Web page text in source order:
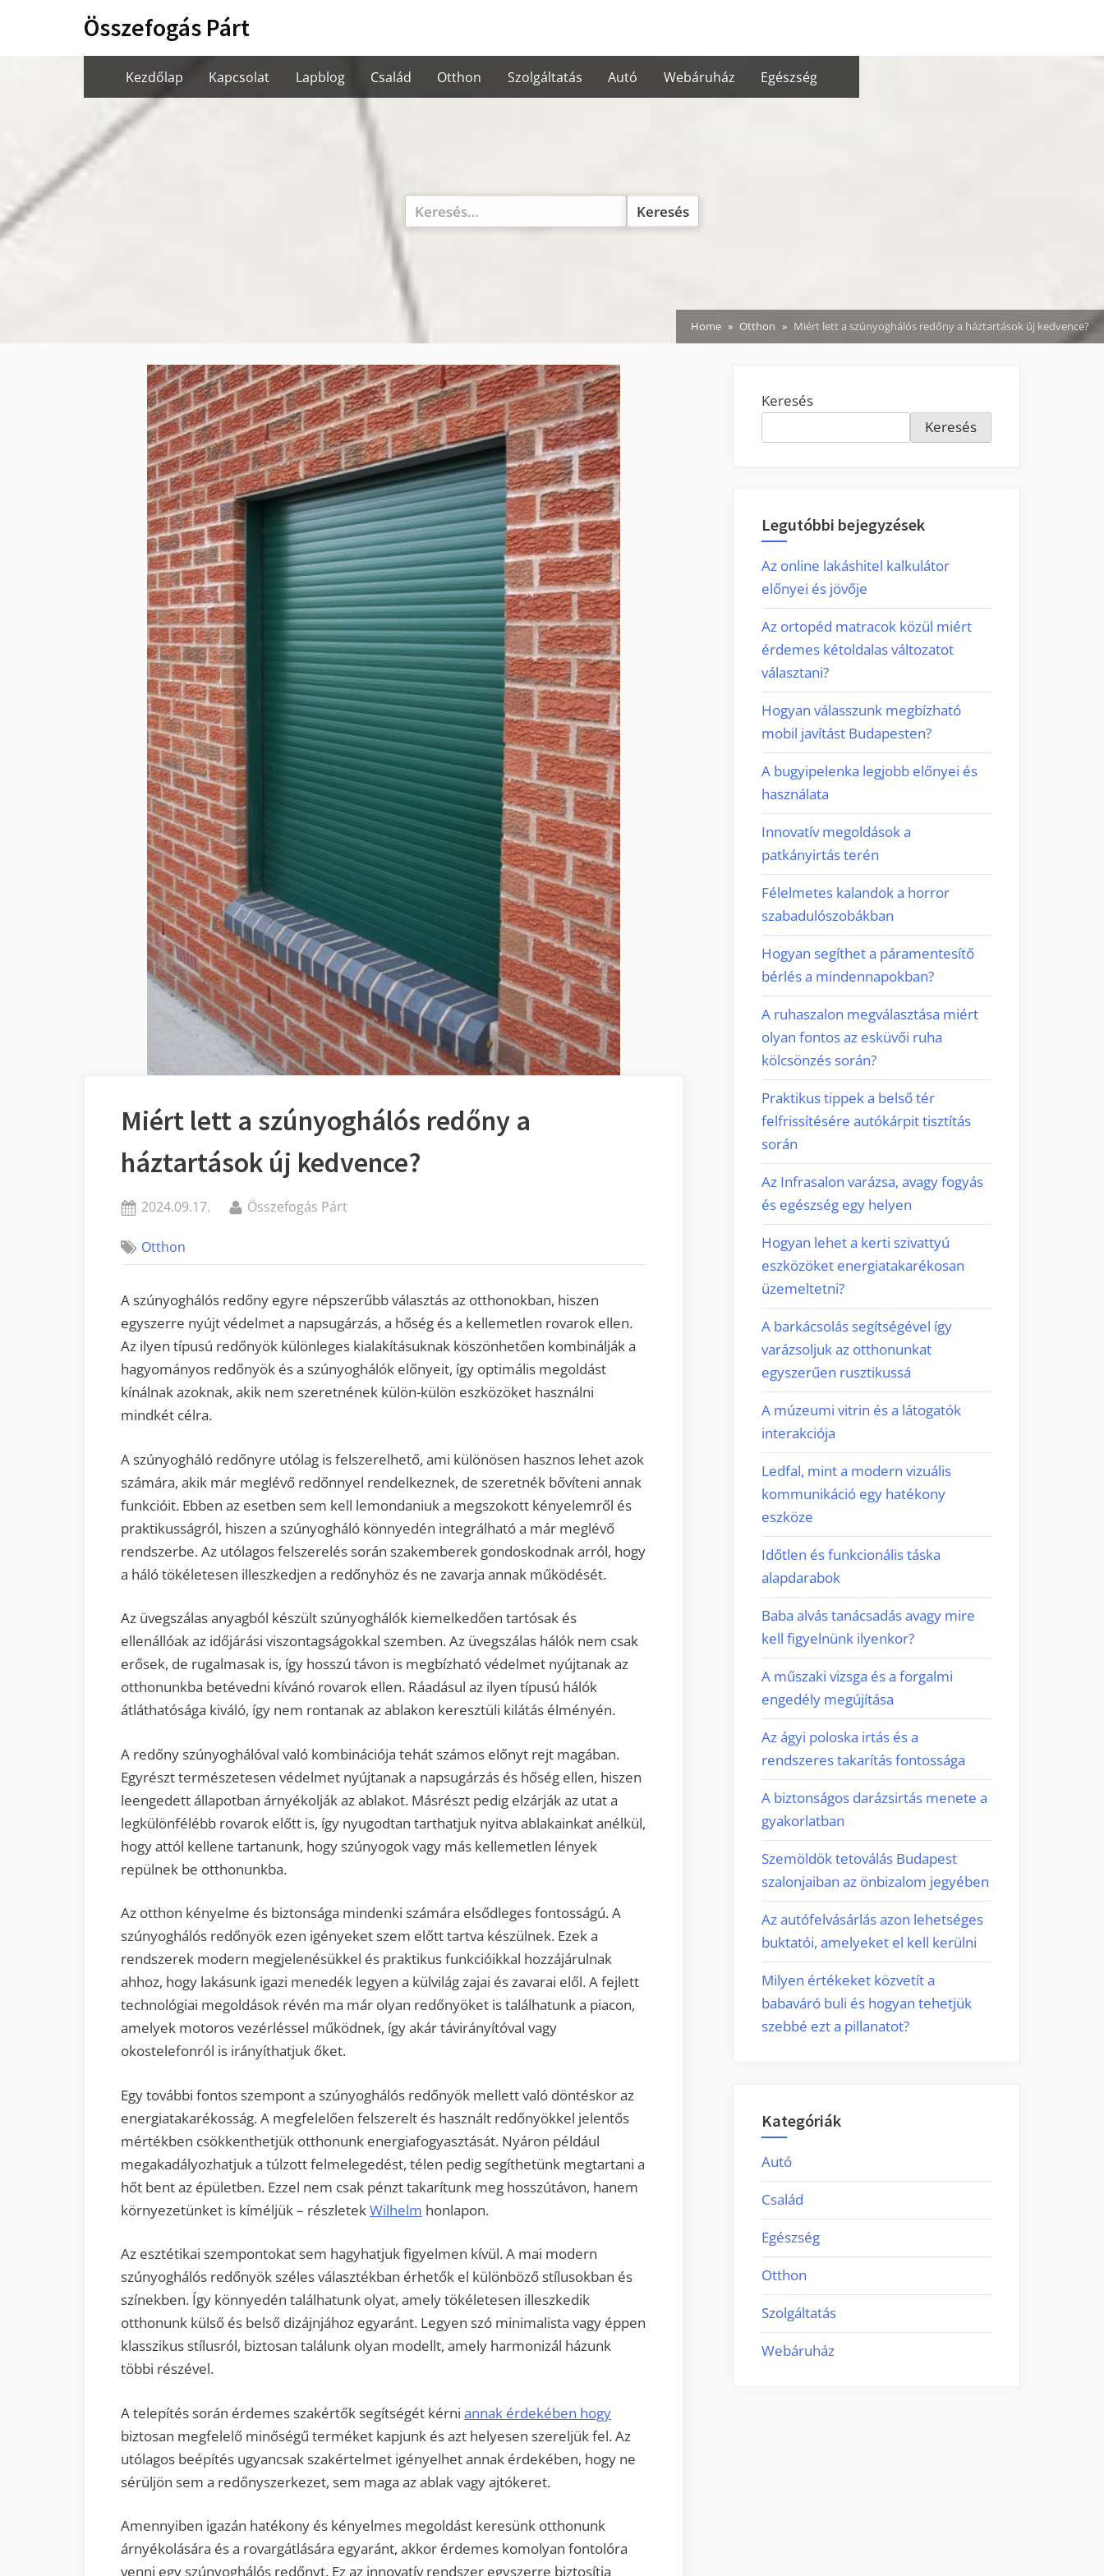
Összefogás Párt
Kezdőlap Kapcsolat Lapblog Család Otthon Szolgáltatás Autó Webáruház Egészség
Keresés:
Home Otthon Miért lett a szúnyoghálós redőny a háztartások új kedvence?
Miért lett a szúnyoghálós redőny a
háztartások új kedvence?
Posted
2024.09.17. By
Összefogás Párt
Otthon
A szúnyoghálós redőny egyre népszerűbb választás az otthonokban, hiszen
egyszerre nyújt védelmet a napsugárzás, a hőség és a kellemetlen rovarok ellen.
Az ilyen típusú redőnyök különleges kialakításuknak köszönhetően kombinálják a
hagyományos redőnyök és a szúnyoghálók előnyeit, így optimális megoldást
kínálnak azoknak, akik nem szeretnének külön-külön eszközöket használni
mindkét célra.
A szúnyogháló redőnyre utólag is felszerelhető, ami különösen hasznos lehet azok
számára, akik már meglévő redőnnyel rendelkeznek, de szeretnék bővíteni annak
funkcióit. Ebben az esetben sem kell lemondaniuk a megszokott kényelemről és
praktikusságról, hiszen a szúnyogháló könnyedén integrálható a már meglévő
rendszerbe. Az utólagos felszerelés során szakemberek gondoskodnak arról, hogy
a háló tökéletesen illeszkedjen a redőnyhöz és ne zavarja annak működését.
Az üvegszálas anyagból készült szúnyoghálók kiemelkedően tartósak és
ellenállóak az időjárási viszontagságokkal szemben. Az üvegszálas hálók nem csak
erősek, de rugalmasak is, így hosszú távon is megbízható védelmet nyújtanak az
otthonunkba betévedni kívánó rovarok ellen. Ráadásul az ilyen típusú hálók
átláthatósága kiváló, így nem rontanak az ablakon keresztüli kilátás élményén.
A redőny szúnyoghálóval való kombinációja tehát számos előnyt rejt magában.
Egyrészt természetesen védelmet nyújtanak a napsugárzás és hőség ellen, hiszen
leengedett állapotban árnyékolják az ablakot. Másrészt pedig elzárják az utat a
legkülönfélébb rovarok előtt is, így nyugodtan tarthatjuk nyitva ablakainkat anélkül,
hogy attól kellene tartanunk, hogy szúnyogok vagy más kellemetlen lények
repülnek be otthonunkba.
Az otthon kényelme és biztonsága mindenki számára elsődleges fontosságú. A
szúnyoghálós redőnyök ezen igényeket szem előtt tartva készülnek. Ezek a
rendszerek modern megjelenésükkel és praktikus funkcióikkal hozzájárulnak
ahhoz, hogy lakásunk igazi menedék legyen a külvilág zajai és zavarai elől. A fejlett
technológiai megoldások révén ma már olyan redőnyöket is találhatunk a piacon,
amelyek motoros vezérléssel működnek, így akár távirányítóval vagy
okostelefonról is irányíthatjuk őket.
Egy további fontos szempont a szúnyoghálós redőnyök mellett való döntéskor az
energiatakarékosság. A megfelelően felszerelt és használt redőnyökkel jelentős
mértékben csökkenthetjük otthonunk energiafogyasztását. Nyáron például
megakadályozhatjuk a túlzott felmelegedést, télen pedig segíthetünk megtartani a
hőt bent az épületben. Ezzel nem csak pénzt takarítunk meg hosszútávon, hanem
környezetünket is kíméljük – részletekWilhelm honlapon.
Az esztétikai szempontokat sem hagyhatjuk figyelmen kívül. A mai modern
szúnyoghálós redőnyök széles választékban érhetők el különböző stílusokban és
színekben. Így könnyedén találhatunk olyat, amely tökéletesen illeszkedik
otthonunk külső és belső dizájnjához egyaránt. Legyen szó minimalista vagy éppen
klasszikus stílusról, biztosan találunk olyan modellt, amely harmonizál házunk
többi részével.
A telepítés során érdemes szakértők segítségét kérni annak érdekében hogy
biztosan megfelelő minőségű terméket kapjunk és azt helyesen szereljük fel. Az
utólagos beépítés ugyancsak szakértelmet igényelhet annak érdekében, hogy ne
sérüljön sem a redőnyszerkezet, sem maga az ablak vagy ajtókeret.
Amennyiben igazán hatékony és kényelmes megoldást keresünk otthonunk
árnyékolására és a rovargátlására egyaránt, akkor érdemes komolyan fontolóra
venni egy szúnyoghálós redőnyt. Ez az innovatív rendszer egyszerre biztosítja
Keresés
Keresés
Legutóbbi bejegyzések
Az online lakáshitel kalkulátor
előnyei és jövője
Az ortopéd matracok közül miért
érdemes kétoldalas változatot
választani?
Hogyan válasszunk megbízható
mobil javítást Budapesten?
A bugyipelenka legjobb előnyei és
használata
Innovatív megoldások a
patkányirtás terén
Félelmetes kalandok a horror
szabadulószobákban
Hogyan segíthet a páramentesítő
bérlés a mindennapokban?
A ruhaszalon megválasztása miért
olyan fontos az esküvői ruha
kölcsönzés során?
Praktikus tippek a belső tér
felfrissítésére autókárpit tisztítás
során
Az Infrasalon varázsa, avagy fogyás
és egészség egy helyen
Hogyan lehet a kerti szivattyú
eszközöket energiatakarékosan
üzemeltetni?
A barkácsolás segítségével így
varázsoljuk az otthonunkat
egyszerűen rusztikussá
A múzeumi vitrin és a látogatók
interakciója
Ledfal, mint a modern vizuális
kommunikáció egy hatékony
eszköze
Időtlen és funkcionális táska
alapdarabok
Baba alvás tanácsadás avagy mire
kell figyelnünk ilyenkor?
A műszaki vizsga és a forgalmi
engedély megújítása
Az ágyi poloska irtás és a
rendszeres takarítás fontossága
A biztonságos darázsirtás menete a
gyakorlatban
Szemöldök tetoválás Budapest
szalonjaiban az önbizalom jegyében
Az autófelvásárlás azon lehetséges
buktatói, amelyeket el kell kerülni
Milyen értékeket közvetít a
babaváró buli és hogyan tehetjük
szebbé ezt a pillanatot?
Kategóriák
Autó
Család
Egészség
Otthon
Szolgáltatás
Webáruház